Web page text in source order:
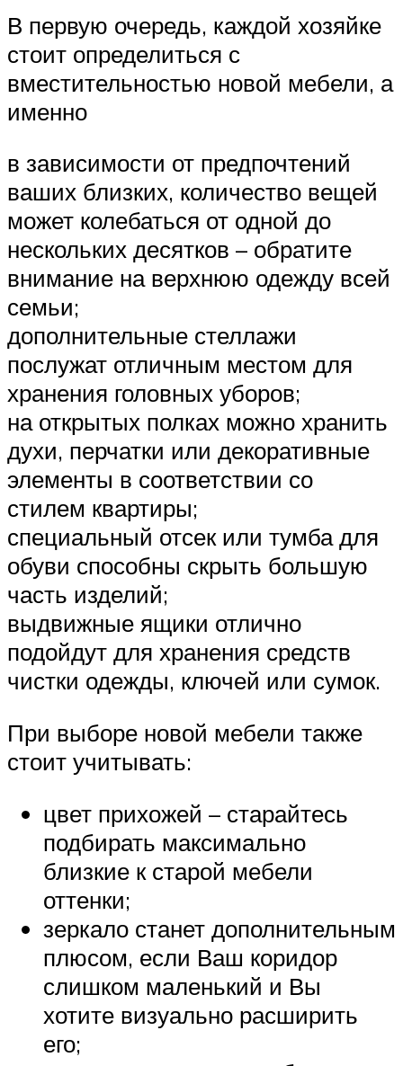
В первую очередь, каждой хозяйке
стоит определиться с
вместительностью новой мебели, а
именно
в зависимости от предпочтений
ваших близких, количество вещей
может колебаться от одной до
нескольких десятков – обратите
внимание на верхнюю одежду всей
семьи;
дополнительные стеллажи
послужат отличным местом для
хранения головных уборов;
на открытых полках можно хранить
духи, перчатки или декоративные
элементы в соответствии со
стилем квартиры;
специальный отсек или тумба для
обуви способны скрыть большую
часть изделий;
выдвижные ящики отлично
подойдут для хранения средств
чистки одежды, ключей или сумок.
При выборе новой мебели также
стоит учитывать:
цвет прихожей – старайтесь
подбирать максимально
близкие к старой мебели
оттенки;
зеркало станет дополнительным
плюсом, если Ваш коридор
слишком маленький и Вы
хотите визуально расширить
его;